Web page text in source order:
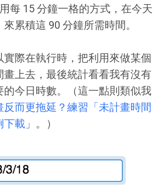
每 15 分鐘一格的方式，在今天
累積這 90 分鐘所需時間。
際在執行時，把利用來做某個
上去，最後統計看看我有沒有
的今日時數。（這一點則類似我
反而更拖延？練習「未計畫時間
下載 」。）